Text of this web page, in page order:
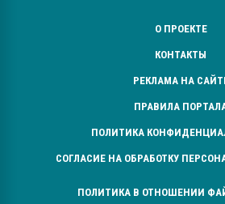
О ПРОЕКТЕ
КОНТАКТЫ
РЕКЛАМА НА
ПРАВИЛА
ПОЛИТИКА
СОГЛАСИЕ НА ОБРАБОТКУ
ПОЛИТИКА В ОТНОШЕНИИ